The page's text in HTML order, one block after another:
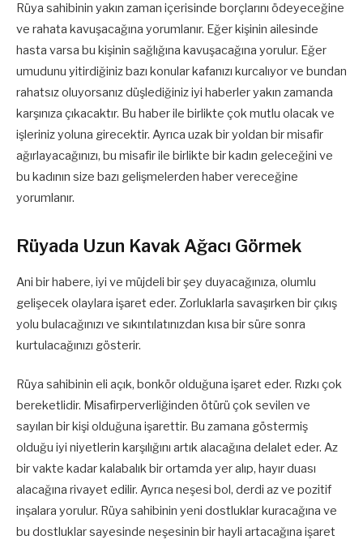
Rüya sahibinin yakın zaman içerisinde borçlarını ödeyeceğine
ve rahata kavuşacağına yorumlanır. Eğer kişinin ailesinde
hasta varsa bu kişinin sağlığına kavuşacağına yorulur. Eğer
umudunu yitirdiğiniz bazı konular kafanızı kurcalıyor ve bundan
rahatsız oluyorsanız düşlediğiniz iyi haberler yakın zamanda
karşınıza çıkacaktır. Bu haber ile birlikte çok mutlu olacak ve
işleriniz yoluna girecektir. Ayrıca uzak bir yoldan bir misafir
ağırlayacağınızı, bu misafir ile birlikte bir kadın geleceğini ve
bu kadının size bazı gelişmelerden haber vereceğine
yorumlanır.
Rüyada Uzun Kavak Ağacı Görmek
Ani bir habere, iyi ve müjdeli bir şey duyacağınıza, olumlu
gelişecek olaylara işaret eder. Zorluklarla savaşırken bir çıkış
yolu bulacağınızı ve sıkıntılatınızdan kısa bir süre sonra
kurtulacağınızı gösterir.
Rüya sahibinin eli açık, bonkör olduğuna işaret eder. Rızkı çok
bereketlidir. Misafirperverliğinden ötürü çok sevilen ve
sayılan bir kişi olduğuna işarettir. Bu zamana göstermiş
olduğu iyi niyetlerin karşılığını artık alacağına delalet eder. Az
bir vakte kadar kalabalık bir ortamda yer alıp, hayır duası
alacağına rivayet edilir. Ayrıca neşesi bol, derdi az ve pozitif
inşalara yorulur. Rüya sahibinin yeni dostluklar kuracağına ve
bu dostluklar sayesinde neşesinin bir hayli artacağına işaret